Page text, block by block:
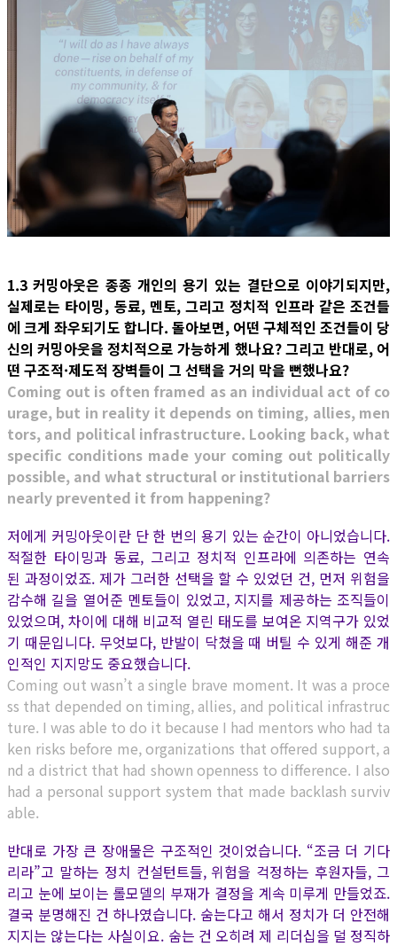
1.3 커밍아웃은 종종 개인의 용기 있는 결단으로 이야기되지만,
실제로는 타이밍, 동료, 멘토, 그리고 정치적 인프라 같은 조건들
에 크게 좌우되기도 합니다. 돌아보면, 어떤 구체적인 조건들이 당
신의 커밍아웃을 정치적으로 가능하게 했나요? 그리고 반대로, 어
떤 구조적·제도적 장벽들이 그 선택을 거의 막을 뻔했나요?
Coming out is often framed as an individual act of co
urage, but in reality it depends on timing, allies, men
tors, and political infrastructure. Looking back, what
specific conditions made your coming out politically
possible, and what structural or institutional barriers
nearly prevented it from happening?
저에게 커밍아웃이란 단 한 번의 용기 있는 순간이 아니었습니다.
적절한 타이밍과 동료, 그리고 정치적 인프라에 의존하는 연속
된 과정이었죠. 제가 그러한 선택을 할 수 있었던 건, 먼저 위험을
감수해 길을 열어준 멘토들이 있었고, 지지를 제공하는 조직들이
있었으며, 차이에 대해 비교적 열린 태도를 보여온 지역구가 있었
기 때문입니다. 무엇보다, 반발이 닥쳤을 때 버틸 수 있게 해준 개
인적인 지지망도 중요했습니다.
Coming out wasn’t a single brave moment. It was a proce
ss that depended on timing, allies, and political infrastruc
ture. I was able to do it because I had mentors who had ta
ken risks before me, organizations that offered support, a
nd a district that had shown openness to difference. I also
had a personal support system that made backlash surviv
able.
반대로 가장 큰 장애물은 구조적인 것이었습니다. “조금 더 기다
리라”고 말하는 정치 컨설턴트들, 위험을 걱정하는 후원자들, 그
리고 눈에 보이는 롤모델의 부재가 결정을 계속 미루게 만들었죠.
결국 분명해진 건 하나였습니다. 숨는다고 해서 정치가 더 안전해
지지는 않는다는 사실이요. 숨는 건 오히려 제 리더십을 덜 정직하